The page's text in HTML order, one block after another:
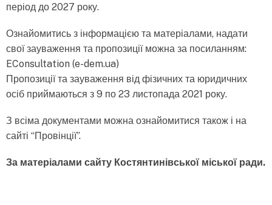
період до 2027 року.
Ознайомитись з інформацією та матеріалами, надати
свої зауваження та пропозиції можна за посиланням:
EConsultation (e-dem.ua)
Пропозиції та зауваження від фізичних та юридичних
осіб приймаються з 9 по 23 листопада 2021 року.
З всіма документами можна ознайомитися також і на
сайті “Провінції”.
За матеріалами сайту Костянтинівської міської ради.